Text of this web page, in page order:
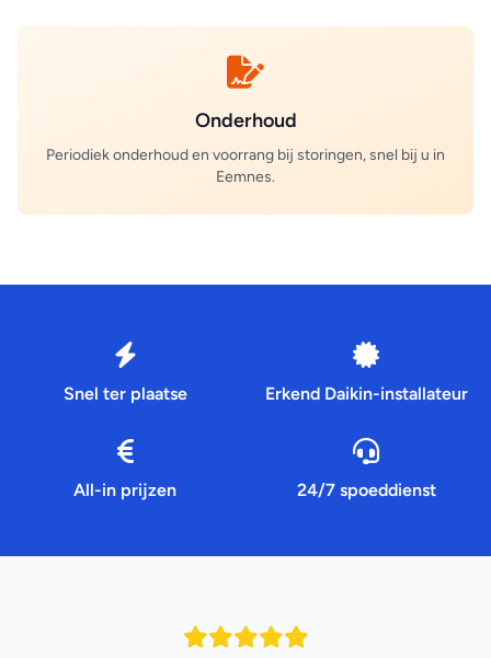
Onderhoud
Periodiek onderhoud en voorrang bij storingen, snel bij u in
Eemnes.
Snel ter plaatse Erkend Daikin-installateur
All-in prijzen 24/7 spoeddienst